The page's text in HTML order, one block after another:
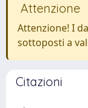
Attenzione
Attenzione! I
sottoposti a
Citazioni